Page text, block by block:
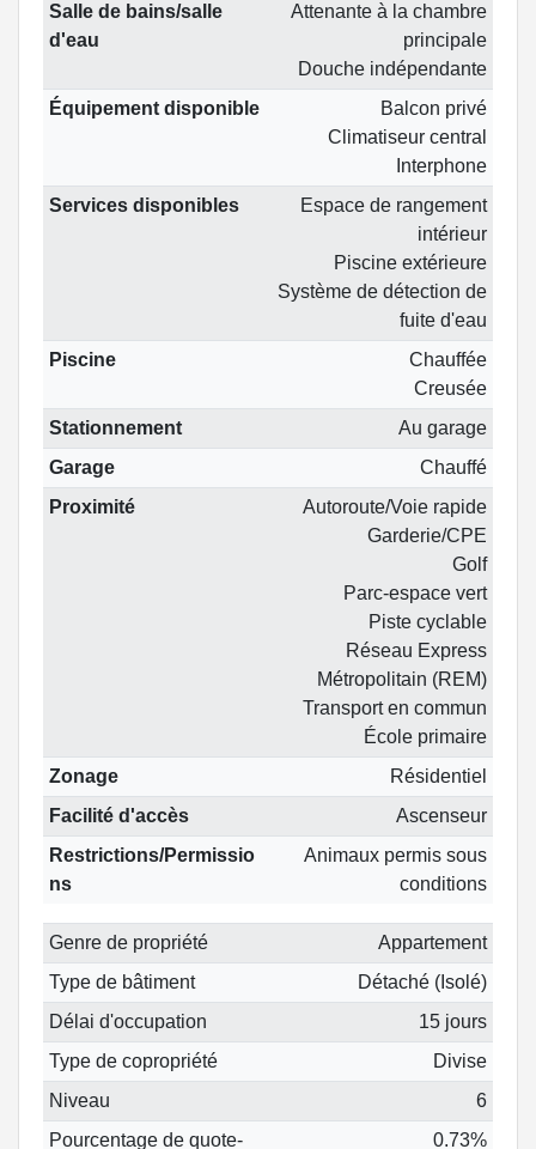
Salle de bains/salle
d'eau
Attenante à la chambre
principale
Douche indépendante
Équipement disponible
Balcon privé
Climatiseur central
Interphone
Services disponibles
Espace de rangement
intérieur
Piscine extérieure
Système de détection de
fuite d'eau
Piscine
Chauffée
Creusée
Stationnement
Au garage
Garage
Chauffé
Proximité
Autoroute/Voie rapide
Garderie/CPE
Golf
Parc-espace vert
Piste cyclable
Réseau Express
Métropolitain (REM)
Transport en commun
École primaire
Zonage
Résidentiel
Facilité d'accès
Ascenseur
Restrictions/Permissio
ns
Animaux permis sous
conditions
Genre de propriété
Appartement
Type de bâtiment
Détaché (Isolé)
Délai d'occupation
15 jours
Type de copropriété
Divise
Niveau
6
Pourcentage de quote-
0.73%